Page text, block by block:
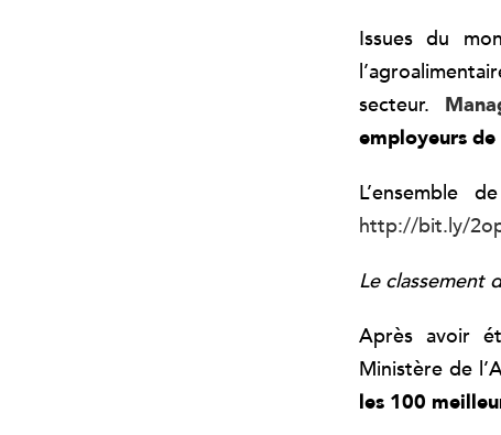
Issues du
secteur.
employeurs
L’ensemble
http://bit.ly/
Le classement
Après avoir
Ministère de
les 100